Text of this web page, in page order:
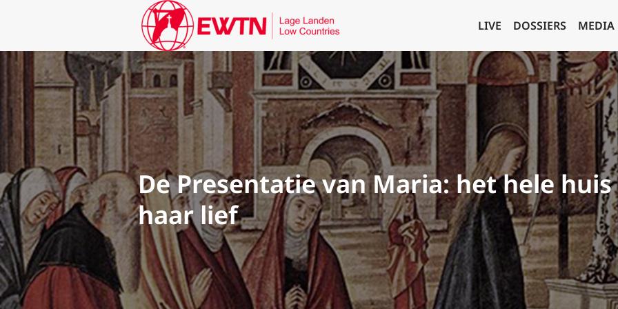
LIVE DOSSIERS MEDIA
De Presentatie van Maria: het hele
haar lief